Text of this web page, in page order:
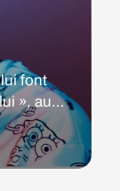
font
», au